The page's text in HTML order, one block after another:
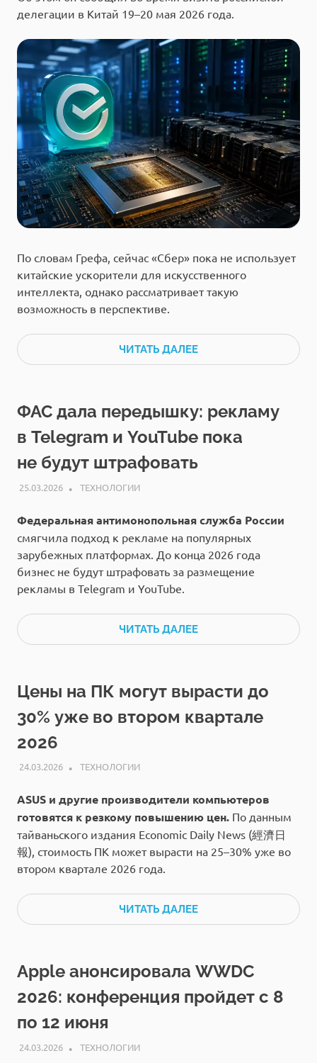
делегации в Китай 19–20 мая 2026 года.
По словам Грефа, сейчас «Сбер» пока не использует
китайские ускорители для искусственного
интеллекта, однако рассматривает такую
возможность в перспективе.
ЧИТАТЬ ДАЛЕЕ
ФАС дала передышку: рекламу
в Telegram и YouTube пока
не будут штрафовать
25.03.2026 РЕДАКЦИЯ
ТЕХНОЛОГИИ
Федеральная антимонопольная служба России
смягчила подход к рекламе на популярных
зарубежных платформах. До конца 2026 года
бизнес не будут штрафовать за размещение
рекламы в Telegram и YouTube.
ЧИТАТЬ ДАЛЕЕ
Цены на ПК могут вырасти до
30% уже во втором квартале
2026
24.03.2026 РЕДАКЦИЯ
ТЕХНОЛОГИИ
ASUS и другие производители компьютеров
готовятся к резкому повышению цен. По данным
тайваньского издания Economic Daily News (經濟日
報), стоимость ПК может вырасти на 25–30% уже во
втором квартале 2026 года.
ЧИТАТЬ ДАЛЕЕ
Apple анонсировала WWDC
2026: конференция пройдет с 8
по 12 июня
24.03.2026 РЕДАКЦИЯ
ТЕХНОЛОГИИ